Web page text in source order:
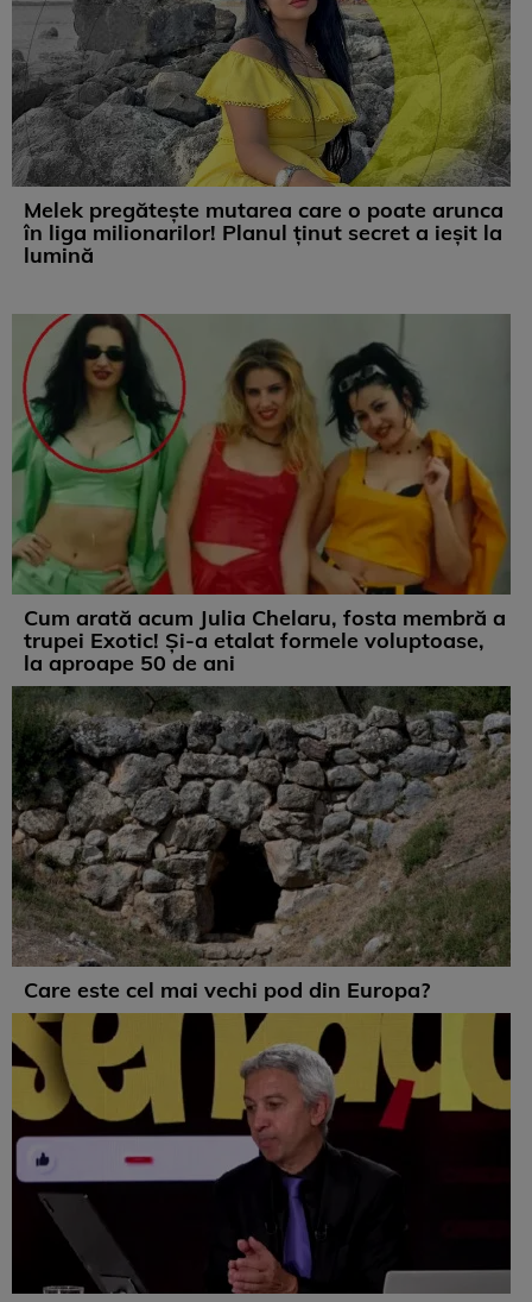
Melek pregătește mutarea care o poate arunca
în liga milionarilor! Planul ținut secret a ieșit la
lumină
Cum arată acum Julia Chelaru, fosta membră a
trupei Exotic! Și-a etalat formele voluptoase,
la aproape 50 de ani
Care este cel mai vechi pod din Europa?